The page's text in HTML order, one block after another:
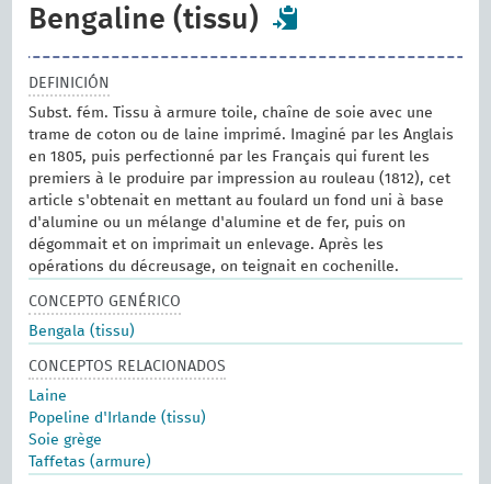
Bengaline (tissu)
DEFINICIÓN
Subst. fém. Tissu à armure toile, chaîne de soie avec une
trame de coton ou de laine imprimé. Imaginé par les Anglais
en 1805, puis perfectionné par les Français qui furent les
premiers à le produire par impression au rouleau (1812), cet
article s'obtenait en mettant au foulard un fond uni à base
d'alumine ou un mélange d'alumine et de fer, puis on
dégommait et on imprimait un enlevage. Après les
opérations du décreusage, on teignait en cochenille.
CONCEPTO GENÉRICO
Bengala (tissu)
CONCEPTOS RELACIONADOS
Laine
Popeline d'Irlande (tissu)
Soie grège
Taffetas (armure)